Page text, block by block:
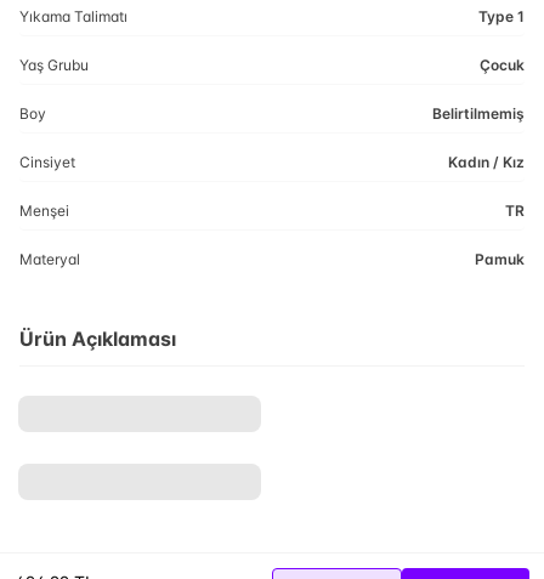
Yıkama Talimatı Type 1
Yaş Grubu Çocuk
Boy Belirtilmemiş
Cinsiyet Kadın / Kız
Menşei TR
Materyal Pamuk
Ürün Açıklaması